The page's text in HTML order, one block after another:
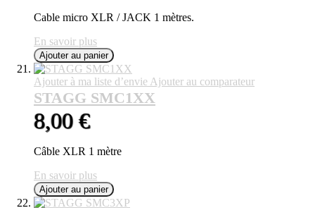
Cable micro XLR / JACK 1 mètres.
En savoir plus
Ajouter au panier
Ajouter à ma liste d’envie Ajouter au comparateur
STAGG SMC1XX
8,00 €
Câble XLR 1 mètre
En savoir plus
Ajouter au panier